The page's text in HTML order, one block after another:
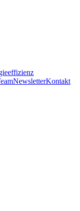
NewsletterKontakt